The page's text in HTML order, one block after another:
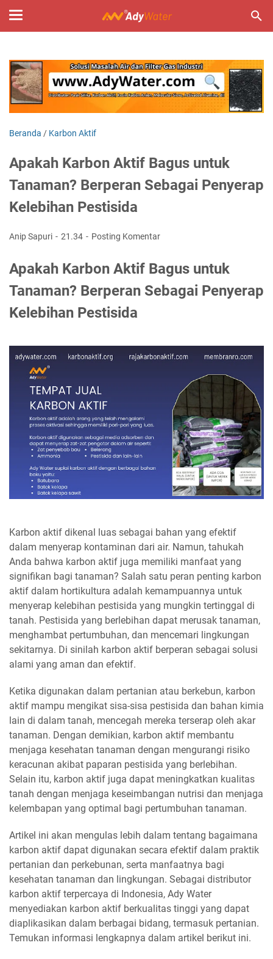
Beranda / Karbon Aktif
Apakah Karbon Aktif Bagus untuk
Tanaman? Berperan Sebagai Penyerap
Kelebihan Pestisida
Anip Sapuri 21.34 Posting Komentar
Apakah Karbon Aktif Bagus untuk
Tanaman? Berperan Sebagai Penyerap
Kelebihan Pestisida
Karbon aktif dikenal luas sebagai bahan yang efektif
dalam menyerap kontaminan dari air. Namun, tahukah
Anda bahwa karbon aktif juga memiliki manfaat yang
signifikan bagi tanaman? Salah satu peran penting karbon
aktif dalam hortikultura adalah kemampuannya untuk
menyerap kelebihan pestisida yang mungkin tertinggal di
tanah. Pestisida yang berlebihan dapat merusak tanaman,
menghambat pertumbuhan, dan mencemari lingkungan
sekitarnya. Di sinilah karbon aktif berperan sebagai solusi
alami yang aman dan efektif.
Ketika digunakan dalam pertanian atau berkebun, karbon
aktif mampu mengikat sisa-sisa pestisida dan bahan kimia
lain di dalam tanah, mencegah mereka terserap oleh akar
tanaman. Dengan demikian, karbon aktif membantu
menjaga kesehatan tanaman dengan mengurangi risiko
keracunan akibat paparan pestisida yang berlebihan.
Selain itu, karbon aktif juga dapat meningkatkan kualitas
tanah dengan menjaga keseimbangan nutrisi dan menjaga
kelembapan yang optimal bagi pertumbuhan tanaman.
Artikel ini akan mengulas lebih dalam tentang bagaimana
karbon aktif dapat digunakan secara efektif dalam praktik
pertanian dan perkebunan, serta manfaatnya bagi
kesehatan tanaman dan lingkungan. Sebagai distributor
karbon aktif terpercaya di Indonesia, Ady Water
menyediakan karbon aktif berkualitas tinggi yang dapat
diaplikasikan dalam berbagai bidang, termasuk pertanian.
Temukan informasi lengkapnya dalam artikel berikut ini.